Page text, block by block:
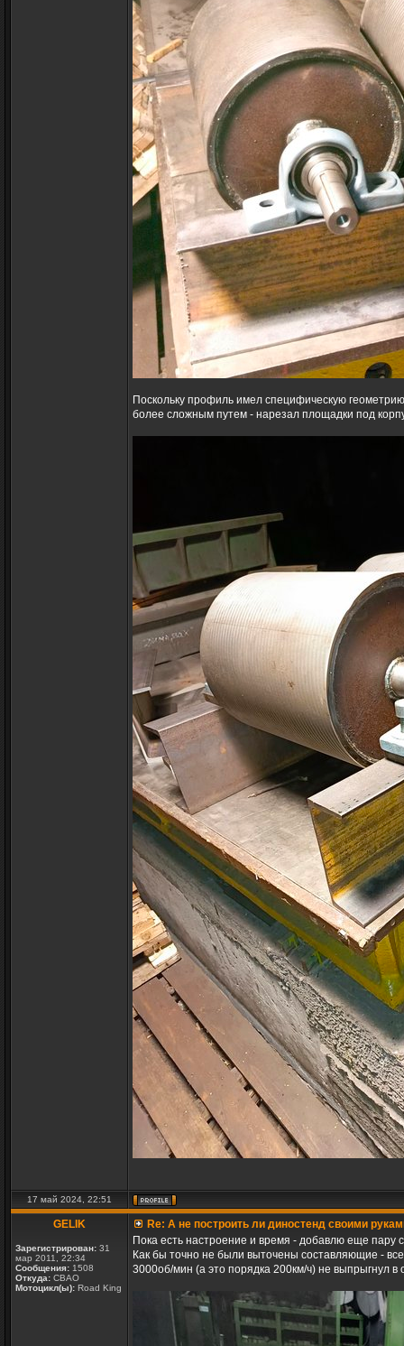
Поскольку профиль имел специфическую
более сложным путем - нарезал площадки под
17 май 2024, 22:51
GELIK
Зарегистрирован: 31
мар 2011, 22:34
Сообщения: 1508
Откуда: СВАО
Мотоцикл(ы): Road King
Re: А не построить ли диностенд своими
Пока есть настроение и время - добавлю еще пару
Как бы точно не были выточены составляющие - все
3000об/мин (а это порядка 200км/ч) не выпрыгнул